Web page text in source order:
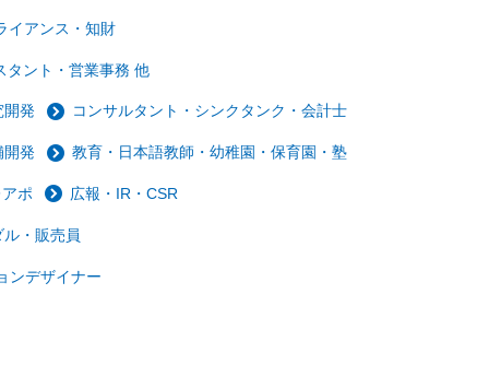
イアンス・知財
タント・営業事務 他
開発 コンサルタント・シンクタンク・会計士
開発 教育・日本語教師・幼稚園・保育園・塾
ポ 広報・IR・CSR
・販売員
ンデザイナー